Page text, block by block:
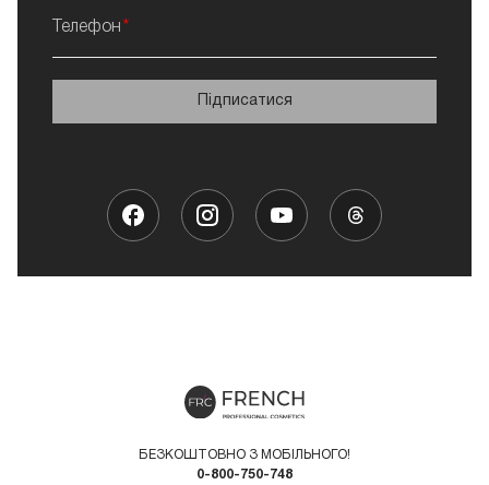
Телефон
Підписатися
БЕЗКОШТОВНО З МОБІЛЬНОГО!
0-800-750-748